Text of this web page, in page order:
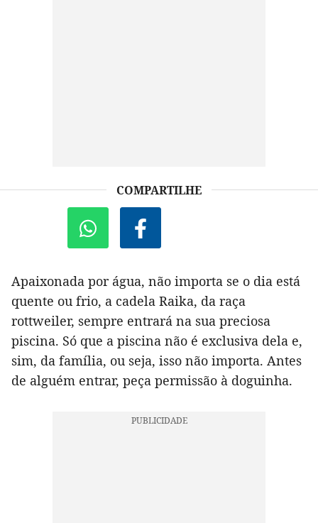
COMPARTILHE
Apaixonada por água, não importa se o dia está
quente ou frio, a cadela Raika, da raça
rottweiler, sempre entrará na sua preciosa
piscina. Só que a piscina não é exclusiva dela e,
sim, da família, ou seja, isso não importa. Antes
de alguém entrar, peça permissão à doguinha.